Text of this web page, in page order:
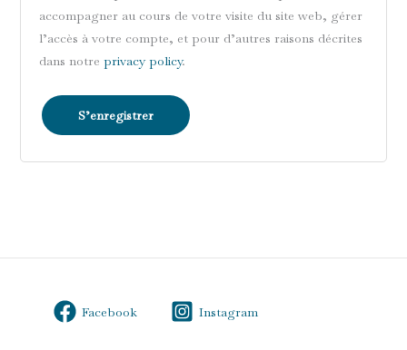
accompagner au cours de votre visite du site web, gérer
l’accès à votre compte, et pour d’autres raisons décrites
dans notre privacy policy.
S’enregistrer
Facebook Instagram